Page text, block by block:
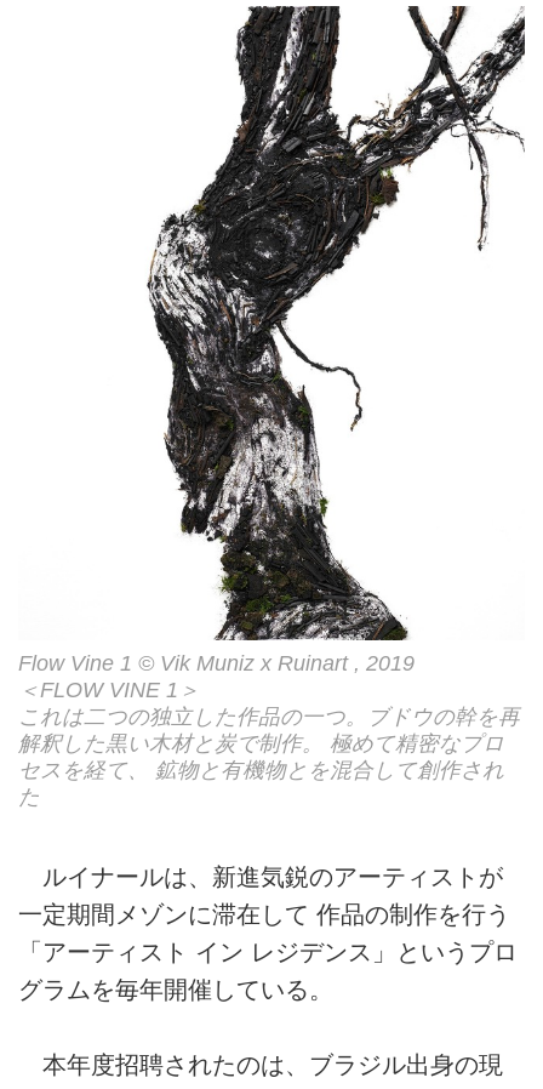
Flow Vine 1 © Vik Muniz x Ruinart , 2019
＜FLOW VINE 1＞
これは二つの独立した作品の一つ。ブドウの幹を再
解釈した黒い木材と炭で制作。 極めて精密なプロ
セスを経て、 鉱物と有機物とを混合して創作され
た
ルイナールは、新進気鋭のアーティストが
一定期間メゾンに滞在して 作品の制作を行う
「アーティスト イン レジデンス」というプロ
グラムを毎年開催している。
本年度招聘されたのは、ブラジル出身の現